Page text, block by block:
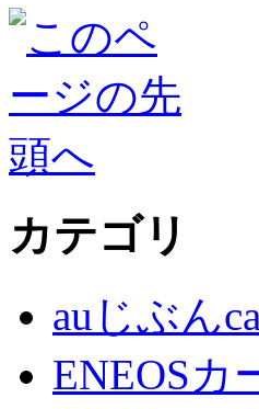
カテゴリ
auじぶん
ENEOSカ